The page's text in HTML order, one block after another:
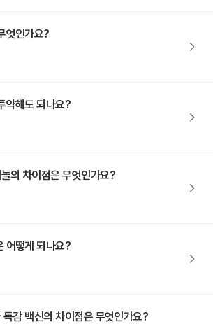
엇인가요?
약해도 되나요?
의 차이점은 무엇인가요?
어떻게 되나요?
감 백신의 차이점은 무엇인가요?